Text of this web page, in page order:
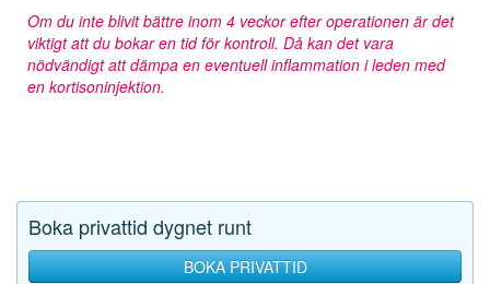
Om du inte blivit bättre inom 4 veckor efter operationen är det
viktigt att du bokar en tid för kontroll. Då kan det vara
nödvändigt att dämpa en eventuell inflammation i leden med
en kortisoninjektion.
Boka privattid dygnet runt
BOKA PRIVATTID